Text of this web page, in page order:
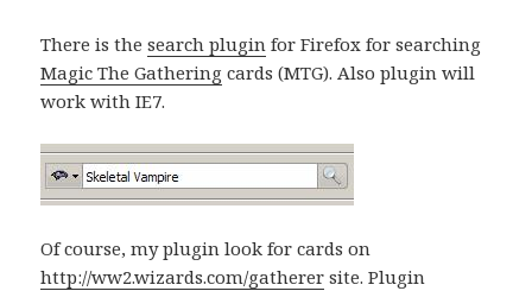
There is thesearch plugin for Firefox for searching
Magic The Gathering cards (MTG). Also plugin will
work with IE7.
Of course, my plugin look for cards on
http://ww2.wizards.com/gatherer site. Plugin